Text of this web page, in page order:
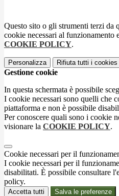
Questo sito o gli strumenti terzi da
cookie necessari al
COOKIE POLICY.
Personalizza Rifiuta tutti i cookies
Gestione cookie
In questa schermata è possibile
I cookie necessari sono quelli che
piattaforma e non è possibile
Per conoscere quali sono i cookie
visionare la COOKIE POLICY.
Cookie necessari per il
I cookie necessari per il
disabilitati. È possibile consultare
policy.
Accetta tutti Salva le preferenze